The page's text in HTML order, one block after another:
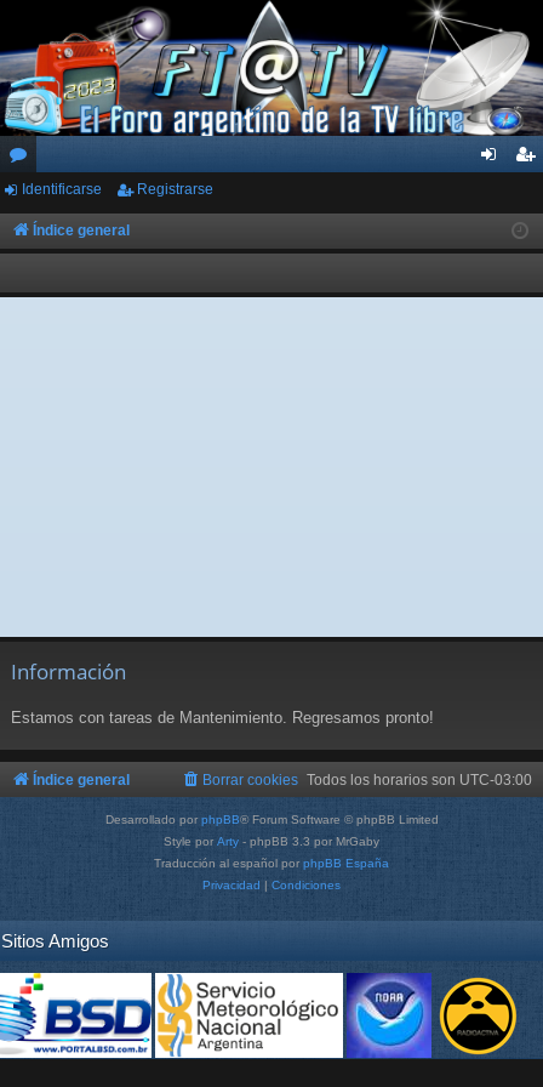
or
os
ar
ist
rs
Identificarse Registrarse
Índice general
Información
Estamos con tareas de Mantenimiento. Regresamos pronto!
Índice general Todos los horarios son UTC-03:00
Borrar cookies
Desarrollado por phpBB® Forum Software © phpBB Limited
Style por Arty - phpBB 3.3 por MrGaby
Traducción al español por phpBB España
Privacidad | Condiciones
Sitios Amigos